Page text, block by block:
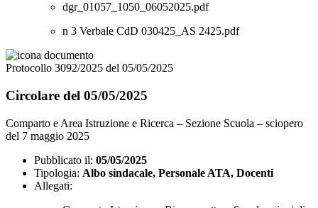
dgr_01057_1050_06052025.pdf
n 3 Verbale CdD 030425_AS 2425.pdf
Protocollo 3092/2025 del 05/05/2025
Circolare del 05/05/2025
Comparto e Area Istruzione e Ricerca – Sezione Scuola – sciopero
del 7 maggio 2025
Pubblicato il: 05/05/2025
Tipologia: Albo sindacale, Personale ATA, Docenti
Allegati: